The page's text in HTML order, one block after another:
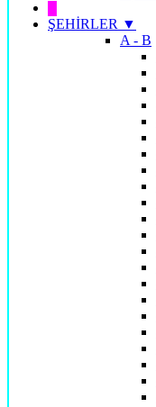
ŞEHİRLER ▼
A - B